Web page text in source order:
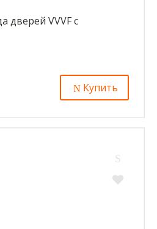
дверей VVVF с
Купить